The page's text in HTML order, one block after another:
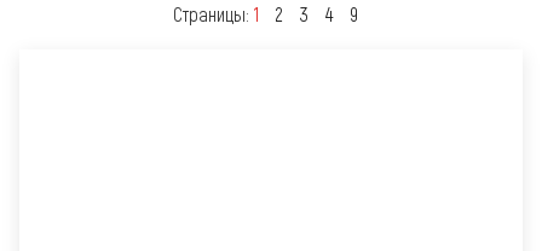
Страницы: 1 2 3 4 9